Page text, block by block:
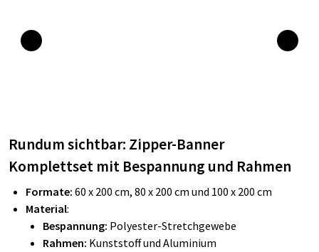
Rundum sichtbar: Zipper-Banner
Komplettset mit Bespannung und Rahmen
Formate: 60 x 200 cm, 80 x 200 cm und 100 x 200 cm
Material:
Bespannung: Polyester-Stretchgewebe
Rahmen: Kunststoff und Aluminium